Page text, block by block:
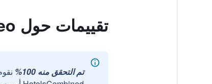
تقييمات حول Hotel Casa Reo
تم التحقق منه 100%